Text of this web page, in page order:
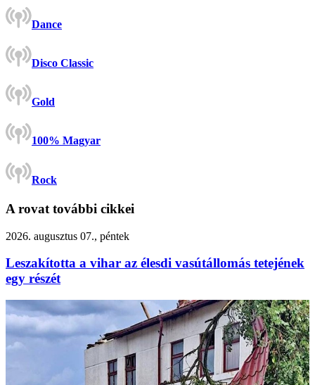
Dance
Disco Classic
Gold
100% Magyar
Rock
A rovat további cikkei
2026. augusztus 07., péntek
Leszakította a vihar az élesdi vasútállomás tetejének
egy részét